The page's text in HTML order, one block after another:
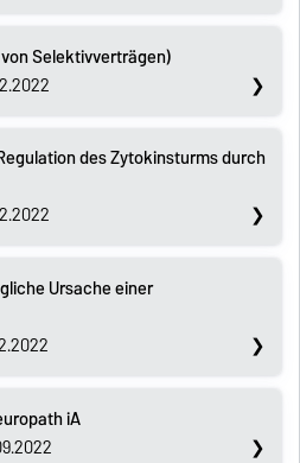
Selektivverträgen)
des Zytokinsturms durch
Ursache einer
iA